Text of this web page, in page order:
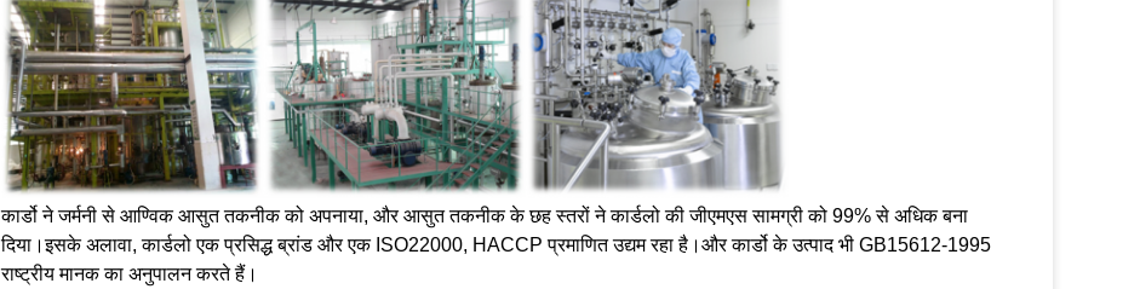
कार्डो ने जर्मनी से आण्विक आसुत तकनीक को अपनाया, और आसुत तकनीक के छह स्तरों ने कार्डलो की जीएमएस सामग्री को 99% से अधिक बना
दिया।इसके अलावा, कार्डलो एक प्रसिद्ध ब्रांड और एक ISO22000, HACCP प्रमाणित उद्यम रहा है।और कार्डो के उत्पाद भी GB15612-1995
राष्ट्रीय मानक का अनुपालन करते हैं।